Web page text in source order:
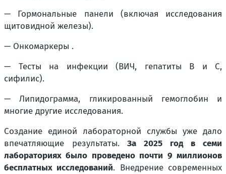
— Гормональные панели (включая исследования
щитовидной железы).
— Онкомаркеры .
— Тесты на инфекции (ВИЧ, гепатиты B и C,
сифилис).
— Липидограмма, гликированный гемоглобин и
многие другие исследования.
Создание единой лабораторной службы уже дало
впечатляющие результаты. За 2025 год в семи
лабораториях было проведено почти 9 миллионов
бесплатных исследований. Внедрение современных